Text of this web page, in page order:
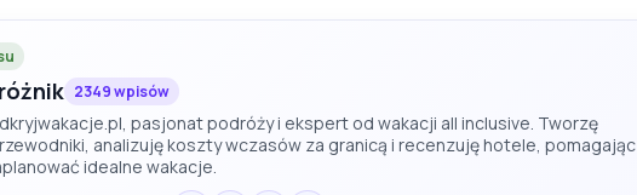
2349 wpisów
pasjonat podróży i ekspert od wakacji all inclusive. Tworzę
analizuję koszty wczasów za granicą i recenzuję hotele, pomagając
idealne wakacje.